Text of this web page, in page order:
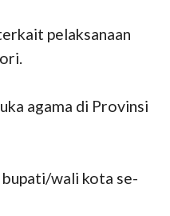
pelaksanaan
agama di Provinsi
bupati/wali kota se-